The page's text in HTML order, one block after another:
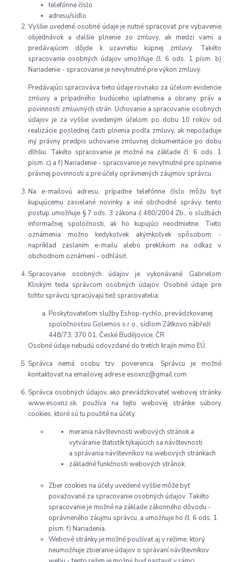
telefónne číslo
adresu/sídlo
Vyššie uvedené osobné údaje je nutné spracovať pre vybavenie
objednávok a ďalšie plnenie zo zmluvy, ak medzi vami a
predávajúcim dôjde k uzavretiu kúpnej zmluvy. Takéto
spracovanie osobných údajov umožňuje čl. 6 ods. 1 písm. b)
Nariadenie - spracovanie je nevyhnutné pre výkon zmluvy.
Predávajúci spracováva tieto údaje rovnako za účelom evidencie
zmluvy a prípadného budúceho uplatnenia a obrany práv a
povinností zmluvných strán. Uchovanie a spracovanie osobných
údajov je za vyššie uvedeným účelom po dobu 10 rokovod
realizácie poslednej časti plnenia podľa zmluvy, ak nepožaduje
iný právny predpis uchovanie zmluvnej dokumentácie po dobu
dlhšiu. Takéto spracovanie je možné na základe čl. 6 ods. 1
písm. c) a f) Nariadenie - spracovanie je nevyhnutné pre splnenie
právnej povinnosti a pre účely oprávnených záujmov správcu.
Na e-mailovú adresu, prípadne telefónne číslo môžu byť
kupujúcemu zasielané novinky a iné obchodné správy, tento
postup umožňuje§ 7 ods. 3 zákona č.480/2004 Zb., o službách
informačnej spoločnosti, ak ho kupujúci neodmietne. Tieto
oznámenia možno kedykoľvek akýmkoľvek spôsobom -
napríklad zaslaním e-mailu alebo preklikom na odkaz v
obchodnom oznámení - odhlásiť.
Spracovanie osobných údajov je vykonávané Gabrielom
Kliským teda správcom osobných údajov. Osobné údaje pre
tohto správcu spracúvajú tiež spracovatelia:
Poskytovateľom služby Eshop-rychlo, prevádzkovanej
spoločnosťou Golemos s.r.o., sídlom Zátkovo nábřeží
448/73, 370 01, České Budějovice, ČR
Osobné údaje nebudú odovzdané do tretích krajín mimo EÚ.
Správca nemá osobu tzv. poverenca. Správcu je možné
kontaktovať na emailovej adrese esoxnz@gmail.com
Správca osobných údajov, ako prevádzkovateľ webovej stránky
www.esoxnz.sk, používa na tejto webovej stránke súbory
cookies, ktoré sú tu použité na účely:
merania návštevnosti webových stránok a
vytváranie štatistík týkajúcich sa návštevnosti
a správania návštevníkov na webových stránkach
základné funkčnosti webových stránok.
Zber cookies na účely uvedené vyššie môže byť
považované za spracovanie osobných údajov. Takéto
spracovanie je možné na základe zákonného dôvodu -
oprávneného záujmu správcu, a umožňuje ho čl. 6 ods. 1
písm. f) Nariadenia.
Webové stránky je možné používať aj v režime, ktorý
neumožňuje zbieranie údajov o správaní návštevníkov